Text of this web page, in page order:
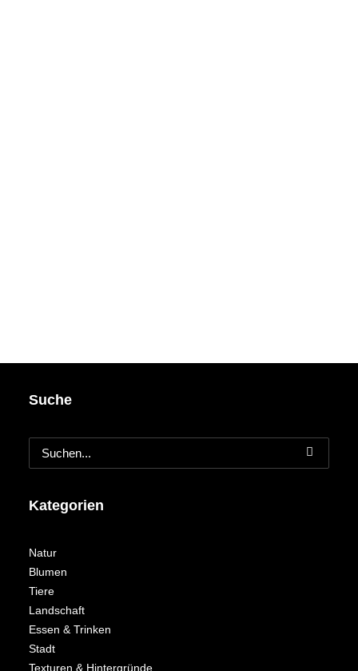
Suche
Kategorien
Natur
Blumen
Tiere
Landschaft
Essen & Trinken
Stadt
Texturen & Hintergründe